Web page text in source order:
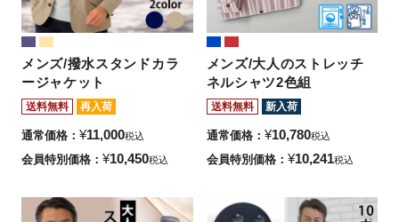
メンズ/撥水スタンドカラ
ージャケット
送料無料 再入荷
通常価格 ¥11,000税込
会員特別価格 ¥10,450税込
メンズ/大人のストレッチ
ネルシャツ2色組
送料無料 新入荷
通常価格 ¥10,780税込
会員特別価格 ¥10,241税込